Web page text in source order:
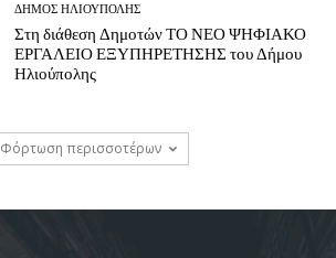
ΔΉΜΟΣ ΗΛΙΟΎΠΟΛΗΣ
Στη διάθεση Δημοτών ΤΟ ΝΕΟ ΨΗΦΙΑΚΟ
ΕΡΓΑΛΕΙΟ ΕΞΥΠΗΡΕΤΗΣΗΣ του Δήμου
Ηλιούπολης
Φόρτωση περισσοτέρων